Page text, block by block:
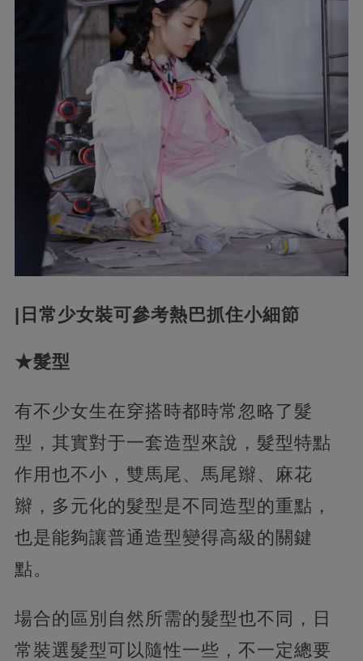
|日常少女裝可參考熱巴抓住小細節
★髮型
有不少女生在穿搭時都時常忽略了髮
型，其實對于一套造型來說，髮型特點
作用也不小，雙馬尾、馬尾辮、麻花
辮，多元化的髮型是不同造型的重點，
也是能夠讓普通造型變得高級的關鍵
點。
場合的區別自然所需的髮型也不同，日
常裝選髮型可以隨性一些，不一定總要